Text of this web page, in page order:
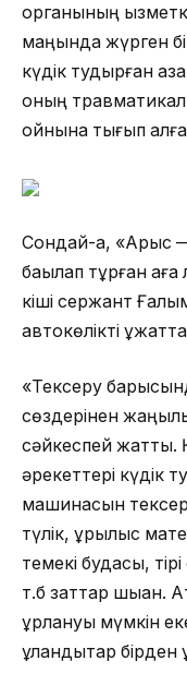
органының
маңында жүрген
күдік тудырған
оның
қойнына тығып
Сондай-ақ, «Арыс
бақылап тұрған
кіші сержант
автокөлікті
«Тексеру
сөздерінен
сәйкеспей жатты.
әрекеттері күдік
машинасын
түлік, құрылыс
темекі будасы,
т.б заттар шыққан.
ұрлануы мүмкін
ұландықтар бірден